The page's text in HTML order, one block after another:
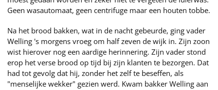
Geen wasautomaat, geen centrifuge maar een houten tobbe.
Na het brood bakken, wat in de nacht gebeurde, ging vader
Welling 's morgens vroeg om half zeven de wijk in. Zijn zoon
wist hierover nog een aardige herinnering. Zijn vader stond
erop het verse brood op tijd bij zijn klanten te bezorgen. Dat
had tot gevolg dat hij, zonder het zelf te beseffen, als
"menselijke wekker" gezien werd. Kwam bakker Welling aan